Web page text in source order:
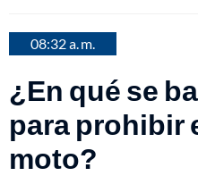
08:32 a. m.
¿En qué se
para prohibir
moto?